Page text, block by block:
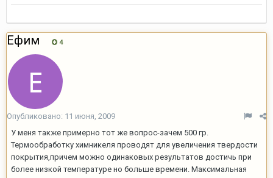
Ефим 4
Опубликовано: 11 июня, 2009
У меня также примерно тот же вопрос-зачем 500 гр.
Термообработку химникеля проводят для увеличения твердости
покрытия,причем можно одинаковых результатов достичь при
более низкой температуре но больше времени. Максимальная